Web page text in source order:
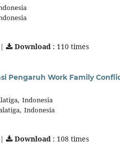
| Download : 110 times
Pengaruh Work Family
Indonesia
Indonesia
| Download : 108 times